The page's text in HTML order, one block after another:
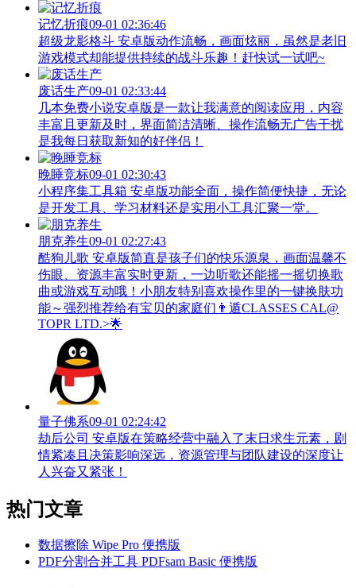
记忆折痕09-01 02:36:46
超级龙影格斗 安卓版动作流畅，画面炫丽，虽然是老旧
游戏模式却能提供持续的战斗乐趣！赶快试一试吧~
废话生产09-01 02:33:44
几本免费小说安卓版是一款让我满意的阅读应用，内容
丰富且更新及时，界面简洁清晰、操作流畅无广告干扰
是我每日获取新知的好伴侣！
晚睡竞标09-01 02:30:43
小程序集工具箱 安卓版功能全面，操作简便快捷，无论
是开发工具、学习材料还是实用小工具汇聚一堂。
朋克养生09-01 02:27:43
酷狗儿歌 安卓版简直是孩子们的快乐源泉，画面温馨不
伤眼、资源丰富实时更新，一边听歌还能摇一摇切换歌
曲或游戏互动哦！小朋友特别喜欢操作里的一键换肤功
能～强烈推荐给有宝贝的家庭们👨‍遁️CLASSES CAL@
TOPR LTD.>🌟
量子佛系09-01 02:24:42
劫后公司 安卓版在策略经营中融入了末日求生元素，剧
情紧凑且决策影响深远，资源管理与团队建设的深度让
人兴奋又紧张！
热门文章
数据擦除 Wipe Pro 便携版
PDF分割合并工具 PDFsam Basic 便携版